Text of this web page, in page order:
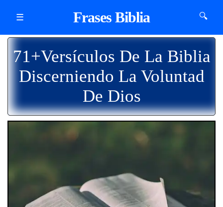
☰ Frases Biblia 🔍
71+Versículos De La Biblia
Discerniendo La Voluntad
De Dios